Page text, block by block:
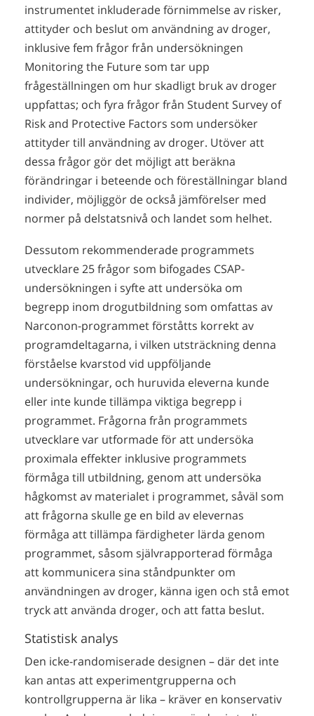
instrumentet inkluderade förnimmelse av risker,
attityder och beslut om användning av droger,
inklusive fem frågor från undersökningen
Monitoring the Future som tar upp
frågeställningen om hur skadligt bruk av droger
uppfattas; och fyra frågor från Student Survey of
Risk and Protective Factors som undersöker
attityder till användning av droger. Utöver att
dessa frågor gör det möjligt att beräkna
förändringar i beteende och föreställningar bland
individer, möjliggör de också jämförelser med
normer på delstatsnivå och landet som helhet.
Dessutom rekommenderade programmets
utvecklare 25 frågor som bifogades CSAP-
undersökningen i syfte att undersöka om
begrepp inom drogutbildning som omfattas av
Narconon-programmet förståtts korrekt av
programdeltagarna, i vilken utsträckning denna
förståelse kvarstod vid uppföljande
undersökningar, och huruvida eleverna kunde
eller inte kunde tillämpa viktiga begrepp i
programmet. Frågorna från programmets
utvecklare var utformade för att undersöka
proximala effekter inklusive programmets
förmåga till utbildning, genom att undersöka
hågkomst av materialet i programmet, såväl som
att frågorna skulle ge en bild av elevernas
förmåga att tillämpa färdigheter lärda genom
programmet, såsom självrapporterad förmåga
att kommunicera sina ståndpunkter om
användningen av droger, känna igen och stå emot
tryck att använda droger, och att fatta beslut.
Statistisk analys
Den icke-randomiserade designen – där det inte
kan antas att experimentgrupperna och
kontrollgrupperna är lika – kräver en konservativ